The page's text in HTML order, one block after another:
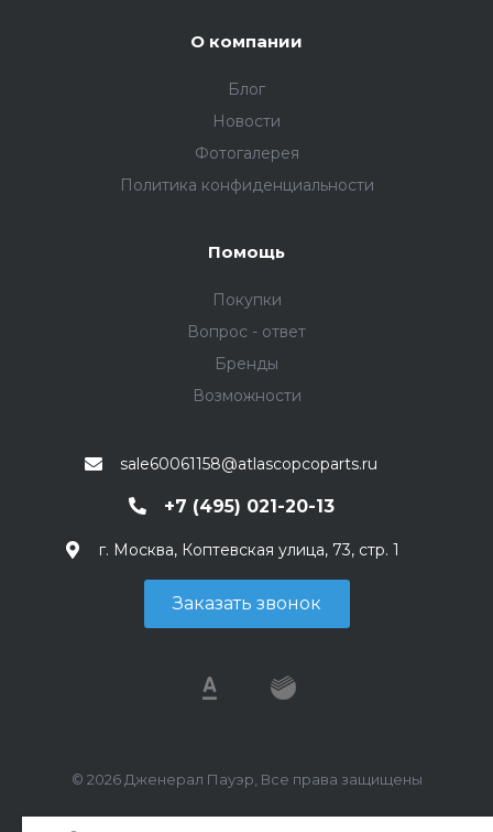
О компании
Блог
Новости
Фотогалерея
Политика конфиденциальности
Помощь
Покупки
Вопрос - ответ
Бренды
Возможности
sale60061158@atlascopcoparts.ru
+7 (495) 021-20-13
г. Москва, Коптевская улица, 73, стр. 1
Заказать звонок
© 2026 Дженерал Пауэр, Все права защищены